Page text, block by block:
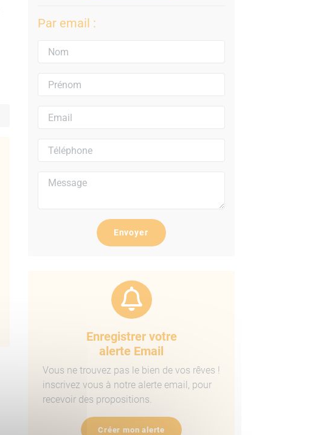
Par email :
Envoyer
Enregistrer votre
alerte Email
Vous ne trouvez pas le bien de vos rêves !
inscrivez vous à notre alerte email, pour
recevoir des propositions.
Créer mon alerte